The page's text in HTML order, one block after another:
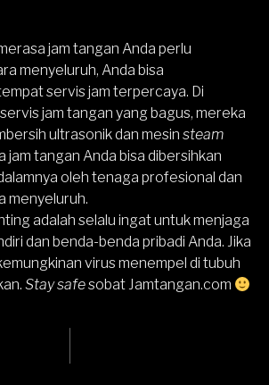
jam tangan Anda perlu
menyeluruh, Anda bisa
servis jam terpercaya. Di
jam tangan yang bagus, mereka
ultrasonik dan mesin steam
jam tangan Anda bisa dibersihkan
oleh tenaga profesional dan
menyeluruh.
adalah selalu ingat untuk menjaga
dan benda-benda pribadi Anda. Jika
virus menempel di tubuh
Stay safesobatJamtangan.com